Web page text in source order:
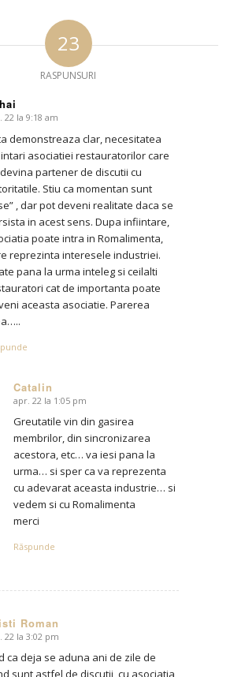
23
RASPUNSURI
22 la 9:18 am
demonstreaza clar, necesitatea
asociatiei restauratorilor care
partener de discutii cu
Stiu ca momentan sunt
, dar pot deveni realitate daca se
in acest sens. Dupa infiintare,
poate intra in Romalimenta,
reprezinta interesele industriei.
pana la urma inteleg si ceilalti
cat de importanta poate
aceasta asociatie. Parerea
Catalin
says:
apr. 22 la 1:05 pm
Greutatile vin din gasirea
membrilor, din sincronizarea
acestora, etc… va iesi pana la
urma… si sper ca va reprezenta
cu adevarat aceasta industrie… si
vedem si cu Romalimenta
merci
Răspunde
Roman
22 la 3:02 pm
ca deja se aduna ani de zile de
sunt astfel de discutii, cu asociatia